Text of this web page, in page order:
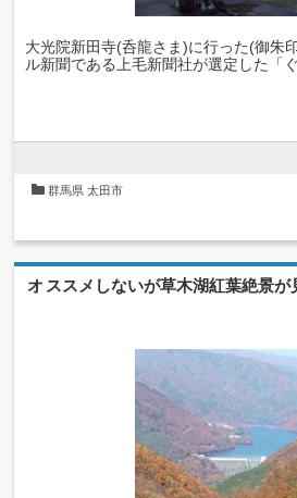
大光院新田寺(呑龍さま)に行った(御朱
ル新聞である上毛新聞社が選定した「
群馬県 太田市
オススメしないが草木湖紅葉絶景